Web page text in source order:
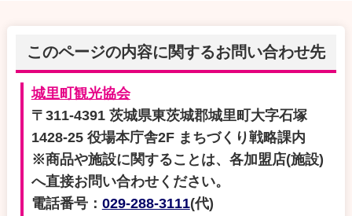
このページの内容に関するお問い合わせ先
城里町観光協会
〒311-4391 茨城県東茨城郡城里町大字石塚
1428-25 役場本庁舎2F まちづくり戦略課内
※商品や施設に関することは、各加盟店(施設)
へ直接お問い合わせください。
電話番号： 029-288-3111(代)